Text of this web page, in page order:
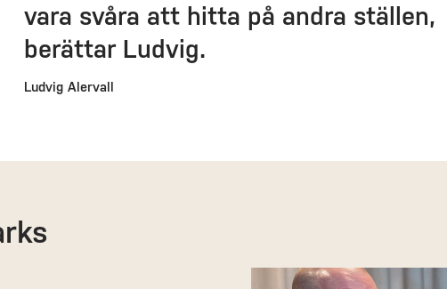
vara svåra att hitta på andra ställen,
berättar Ludvig.
Ludvig Alervall